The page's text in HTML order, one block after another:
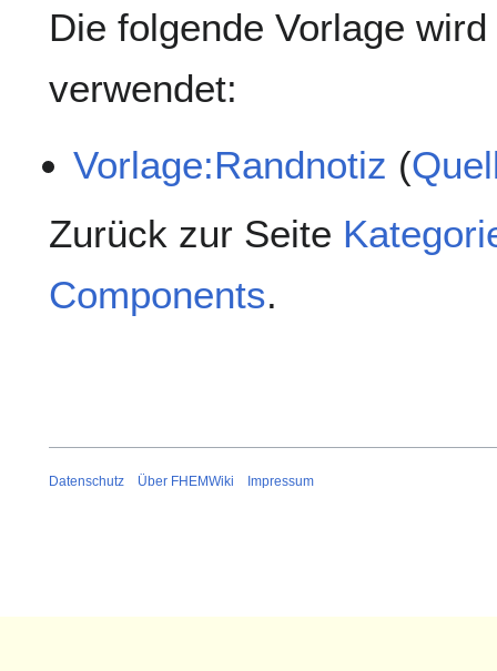
Die folgende Vorlage
verwendet:
Vorlage:Randnotiz (
Zurück zur Seite
Components.
Datenschutz Über FHEMWiki Impressum